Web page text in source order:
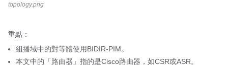
topology.png
重點：
組播域中的對等體使用BIDIR-PIM。
本文中的「路由器」指的是Cisco路由器，如CSR或ASR。